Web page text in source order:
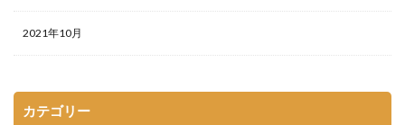
2021年10月
カテゴリー